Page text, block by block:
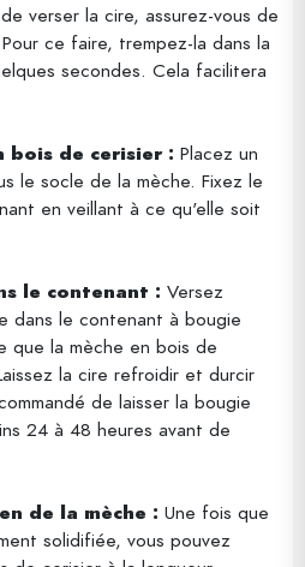
verser la cire, assurez-vous de
ce faire, trempez-la dans la
secondes. Cela facilitera
bois de cerisier : Placez un
le socle de la mèche. Fixez le
en veillant à ce qu'elle soit
le contenant : Versez
dans le contenant à bougie
que la mèche en bois de
la cire refroidir et durcir
de laisser la bougie
24 à 48 heures avant de
de la mèche : Une fois que
solidifiée, vous pouvez